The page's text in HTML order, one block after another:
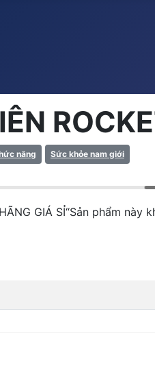
năng Sức khỏe nam giới
HÃNG GIÁ SỈ“Sản phẩm